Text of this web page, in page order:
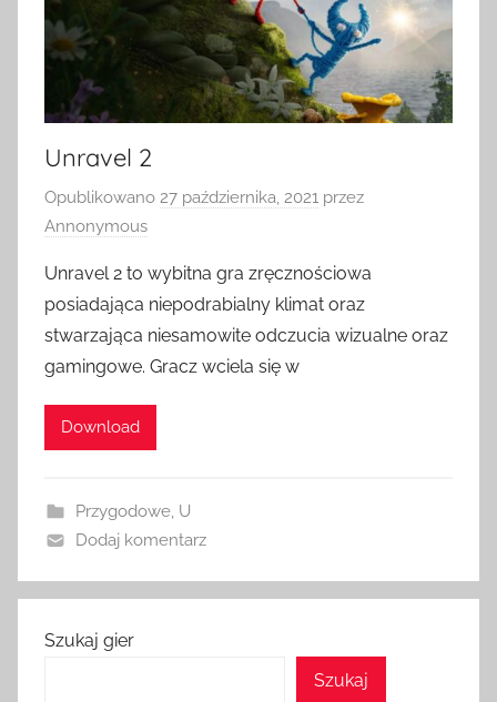
Unravel 2
Opublikowano 27 października, 2021 przez
Annonymous
Unravel 2 to wybitna gra zręcznościowa
posiadająca niepodrabialny klimat oraz
stwarzająca niesamowite odczucia wizualne oraz
gamingowe. Gracz wciela się w
Download
Przygodowe, U
Dodaj komentarz
Szukaj gier
Szukaj